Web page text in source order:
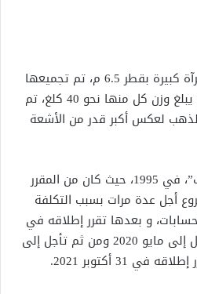
وتم تزويد هذا التلسكوب بمرآة كبيرة بقطر 6.5 م، تم تجميعها
من 18 مرآة سداسية الأضلاع يبلغ وزن كل منها نحو 40 كلغ، تم
لعكس أكبر قدر من الأشعة
وبدأ العمل على “جيمس ويب”، في 1995، حيث كان من المقرر
لكن المشروع أجل عدة مرات بسبب التكلفة
و بعدها تقرر إطلاقه في
أكتوبر 2018، لكن الموعد تأجل إلى مايو 2020 ومن ثم تأجل إلى